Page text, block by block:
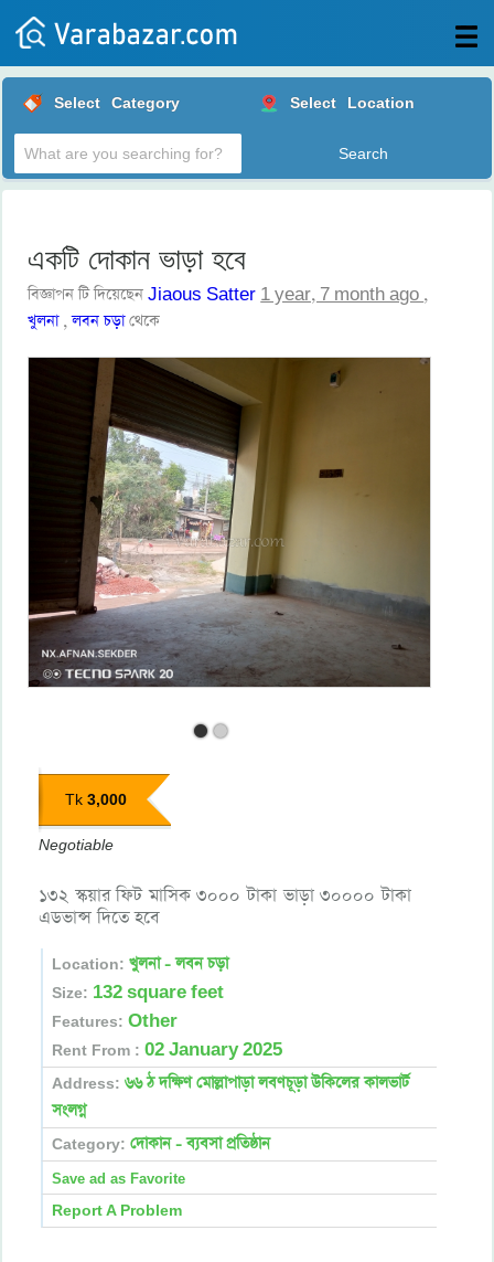
Posts
Login
Select Category Select Location
একটি দোকান ভাড়া হবে
বিজ্ঞাপন টি দিয়েছেনJiaous Satter 1 year, 7 month ago ,
খুলনা ,লবন চড়াথেকে
Tk3,000
Negotiable
১৩২ স্কয়ার ফিট মাসিক ৩০০০ টাকা ভাড়া ৩০০০০ টাকা
এডভান্স দিতে হবে
Location: খুলনা - লবন চড়া
Size: 132 square feet
Features: Other
Rent From : 02 January 2025
Address:৬৬ ঠ দক্ষিণ মোল্লাপাড়া লবণচূড়া উকিলের কালভার্ট
সংলগ্ন
Category:দোকান - ব্যবসা প্রতিষ্ঠান
Report A Problem